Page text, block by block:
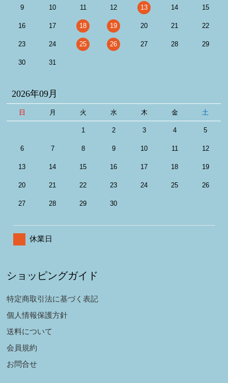
9 10 11 12 13 14 15
16 17 18 19 20 21 22
23 24 25 26 27 28 29
30 31
2026年09月
日 月 火 水 木 金 土
1 2 3 4 5
6 7 8 9 10 11 12
13 14 15 16 17 18 19
20 21 22 23 24 25 26
27 28 29 30
休業日
ショッピングガイド
特定商取引法に基づく表記
個人情報保護方針
送料について
会員規約
お問合せ